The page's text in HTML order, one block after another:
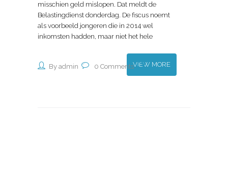
misschien geld mislopen. Dat meldt de
Belastingdienst donderdag. De fiscus noemt
als voorbeeld jongeren die in 2014 wel
inkomsten hadden, maar niet het hele
By admin 0 CommentsVIEW MORE